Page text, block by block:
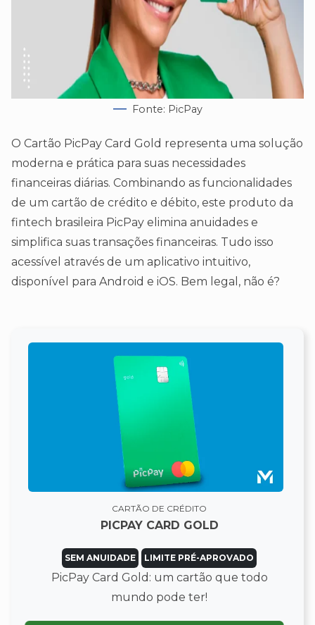
Fonte: PicPay
O Cartão PicPay Card Gold representa uma solução
moderna e prática para suas necessidades
financeiras diárias. Combinando as funcionalidades
de um cartão de crédito e débito, este produto da
fintech brasileira PicPay elimina anuidades e
simplifica suas transações financeiras. Tudo isso
acessível através de um aplicativo intuitivo,
disponível para Android e iOS. Bem legal, não é?
CARTÃO DE CRÉDITO
PICPAY CARD GOLD
SEM ANUIDADE LIMITE PRÉ-APROVADO
PicPay Card Gold: um cartão que todo
mundo pode ter!